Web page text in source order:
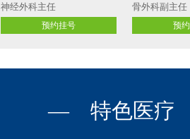
神经外科主任
预约挂号
骨外科副主任
预
— 特色医